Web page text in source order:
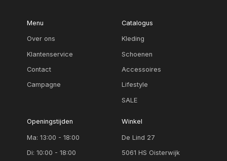
geel dessin
goud
grijs mele
groen
3
30
31
34
Menu
Over ons
Klantenservice
Contact
Campagne
Catalogus
Kleding
Schoenen
Accessoires
Lifestyle
SALE
Openingstijden
Ma: 13:00 - 18:00
Di: 10:00 - 18:00
Winkel
De Lind 27
5061 HS Oisterwijk